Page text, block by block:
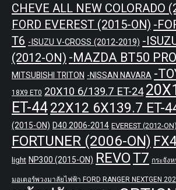
CHEVE ALL NEW COLORADO
FORD EVEREST (2015-ON) -
T6 -ISUZU V-CROSS (2012-2019) -
(2012-ON) -MAZDA BT50
MITSUBISHI TRITON -NISSAN NAVARA -
18X9 ET0 20X10 6/139.7 ET-24
ET-4422X12 6X139.7 ET-
(2015-ON) D40 2006-2014 EVEREST (2012-ON)
FORTUNER (2006-ON)
light NP300 (2015-ON) REVOT7 กระจัง
มอเตอร์พวงมาลัยไฟฟ้า FORD RANGER NEXTGEN